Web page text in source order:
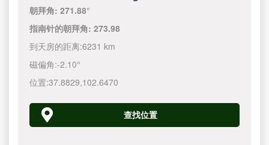
朝拜角:271.88°
指南针的朝拜角:273.98
到天房的距离:6231 km
磁偏角:-2.10°
位置:37.8829,102.6470
查找位置